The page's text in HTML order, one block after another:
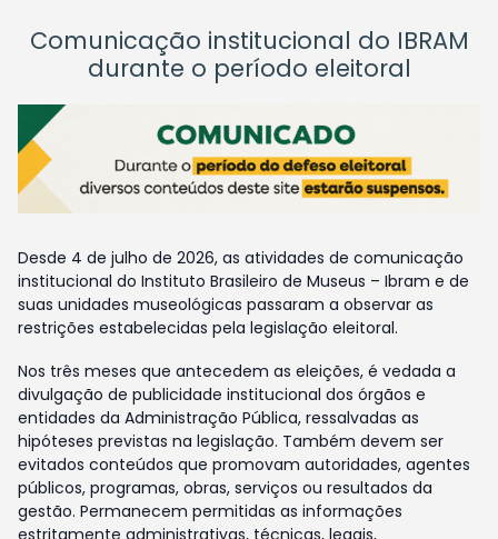
Comunicação institucional do IBRAM
durante o período eleitoral
Desde 4 de julho de 2026, as atividades de comunicação
institucional do Instituto Brasileiro de Museus – Ibram e de
suas unidades museológicas passaram a observar as
restrições estabelecidas pela legislação eleitoral.
Nos três meses que antecedem as eleições, é vedada a
divulgação de publicidade institucional dos órgãos e
entidades da Administração Pública, ressalvadas as
hipóteses previstas na legislação. Também devem ser
evitados conteúdos que promovam autoridades, agentes
públicos, programas, obras, serviços ou resultados da
gestão. Permanecem permitidas as informações